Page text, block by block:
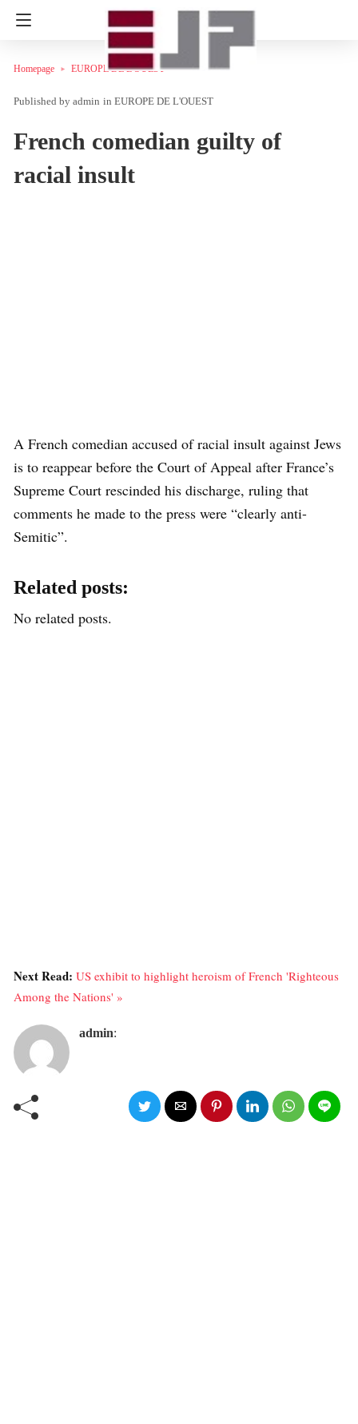
Homepage EUROPE DE L'OUEST
admin in EUROPE DE L'OUEST
French comedian guilty of
racial insult
A French comedian accused of racial insult against Jews
is to reappear before the Court of Appeal after France’s
Supreme Court rescinded his discharge, ruling that
comments he made to the press were “clearly anti-
Semitic”.
Related posts:
No related posts.
Next Read: US exhibit to highlight heroism of French 'Righteous
Among the Nations' »
admin: